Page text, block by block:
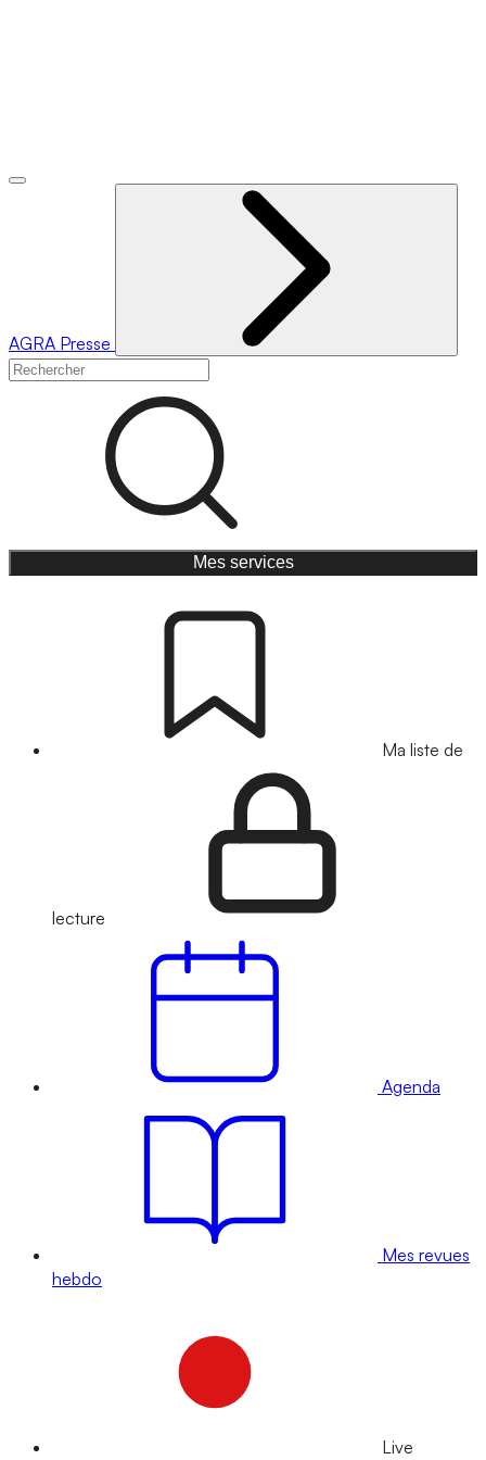
AGRA Presse
Mes services
Ma liste de
lecture
Agenda
Mes revues
hebdo
Live